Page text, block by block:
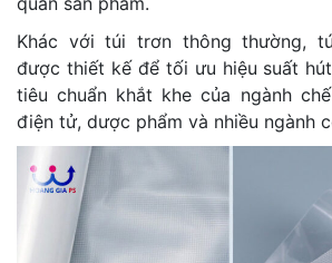
Khác với túi trơn thông thường,
được thiết kế để tối ưu hiệu suất
tiêu chuẩn khắt khe của ngành
điện tử, dược phẩm và nhiều ngành